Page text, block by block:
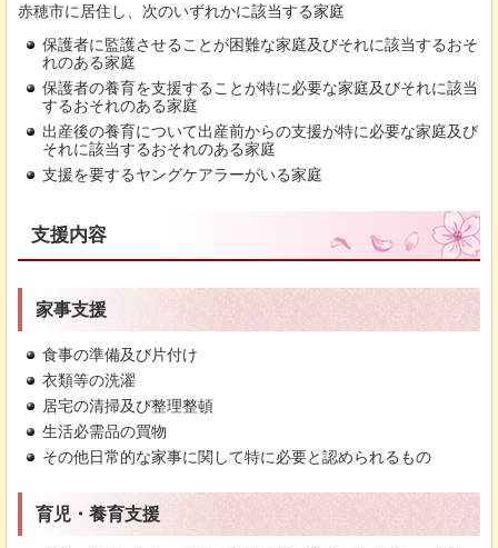
赤穂市に居住し、次のいずれかに該当する家庭
保護者に監護させることが困難な家庭及びそれに該当するおそ
れのある家庭
保護者の養育を支援することが特に必要な家庭及びそれに該当
するおそれのある家庭
出産後の養育について出産前からの支援が特に必要な家庭及び
それに該当するおそれのある家庭
支援を要するヤングケアラーがいる家庭
支援内容
家事支援
食事の準備及び片付け
衣類等の洗濯
居宅の清掃及び整理整頓
生活必需品の買物
その他日常的な家事に関して特に必要と認められるもの
育児・養育支援